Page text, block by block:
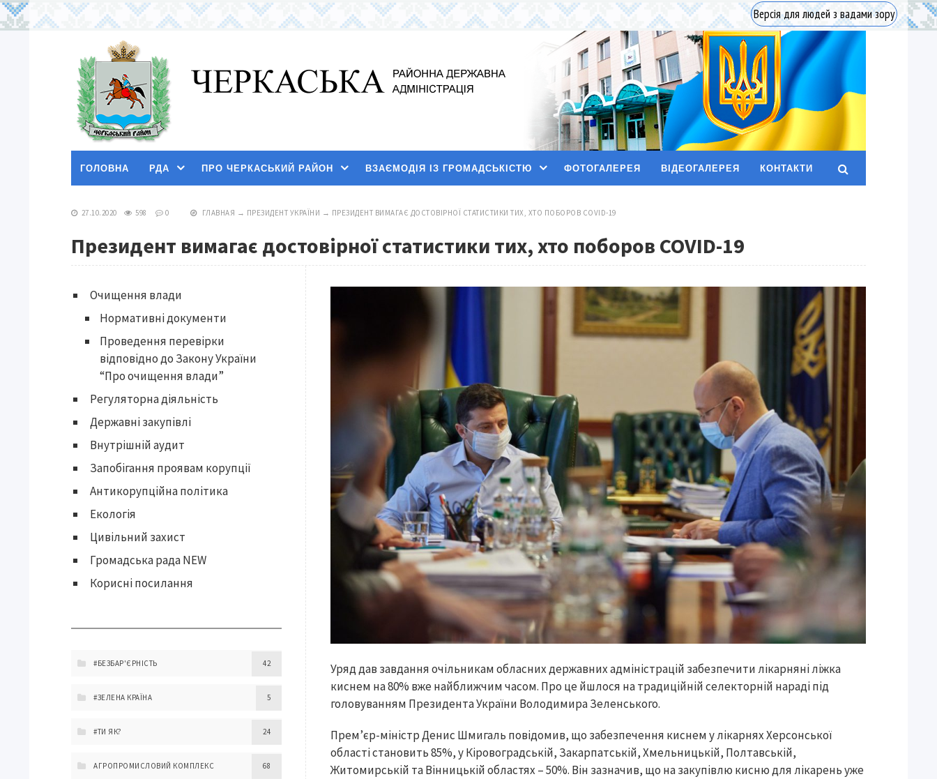
Версія для людей з вадами зору
ГОЛОВНА РДА ПРО ЧЕРКАСЬКИЙ РАЙОН ВЗАЄМОДІЯ ІЗ ГРОМАДСЬКІСТЮ ФОТОГАЛЕРЕЯ ВІДЕОГАЛЕРЕЯ КОНТАКТИ
27.10.2020 598 0 ГЛАВНАЯ → ПРЕЗИДЕНТ УКРАЇНИ → ПРЕЗИДЕНТ ВИМАГАЄ ДОСТОВІРНОЇ СТАТИСТИКИ ТИХ, ХТО ПОБОРОВ COVID-19
Президент вимагає достовірної статистики тих, хто поборов COVID-19
Уряд дав завдання очільникам обласних державних адміністрацій забезпечити лікарняні ліжка
киснем на 80% вже найближчим часом. Про це йшлося на традиційній селекторній нараді під
головуванням Президента України Володимира Зеленського.
Прем’єр-міністр Денис Шмигаль повідомив, що забезпечення киснем у лікарнях Херсонської
області становить 85%, у Кіровоградській, Закарпатській, Хмельницькій, Полтавській,
Житомирській та Вінницькій областях – 50%. Він зазначив, що на закупівлю кисню для лікарень уже
Очищення влади
Нормативні документи
Проведення перевірки
відповідно до Закону України
“Про очищення влади”
Регуляторна діяльність
Державні закупівлі
Внутрішній аудит
Запобігання проявам корупції
Антикорупційна політика
Екологія
Цивільний захист
Громадська рада NEW
Корисні посилання
#БЕЗБАР'ЄРНІСТЬ 42
#ЗЕЛЕНА КРАЇНА 5
#ТИ ЯК? 24
АГРОПРОМИСЛОВИЙ КОМПЛЕКС 68